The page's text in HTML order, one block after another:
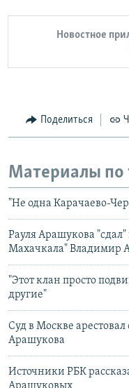
Новостное
Поделиться
Материалы по
"Не одна Карачаево-
Рауля Арашукова
Махачкала" Владимир
"Этот клан просто
другие"
Суд в Москве
Арашукова
Источники РБК